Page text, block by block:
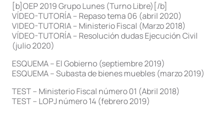
[b]OEP 2019 Grupo Lunes (Turno Libre)[/b]
VÍDEO-TUTORÍA – Repaso tema 06 (abril 2020)
VIDEO-TUTORIA – Ministerio Fiscal (Marzo 2018)
VÍDEO-TUTORÍA – Resolución dudas Ejecución Civil
(julio 2020)
ESQUEMA – El Gobierno (septiembre 2019)
ESQUEMA – Subasta de bienes muebles (marzo 2019)
TEST – Ministerio Fiscal número 01 (Abril 2018)
TEST – LOPJ número 14 (febrero 2019)